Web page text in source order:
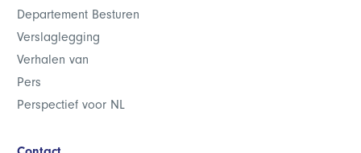
Departement Besturen
Verslaglegging
Verhalen van
Pers
Perspectief voor NL